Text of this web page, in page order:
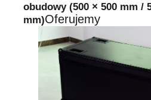
obudowy (500 × 500 mm /
mm)Oferujemy